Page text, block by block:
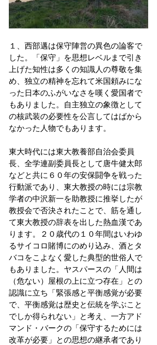
１、西部邁は保守陣営の異色の論客で
した。「保守」を思想レベルまで引き
上げた知性は多くの知識人の尊敬を集
め、独立の精神を忘れて米国頼みにな
った日本のふがいなさを嘆く愛国者で
もありました。自主独立の象徴として
の核武装の必要性を公言してはばから
なかった人物でもあります。
東大時代には東大教養部自治会委員
長、全学連副委員長として唐牛健太郎
などと共に６０年の安保闘争を戦った
行動派であり、東大教授の時には宗教
学者の中沢新一を助教授に推挙したが
教授会で否決されたことで、筋を通し
て東大教授の辞表を出した熱血漢であ
ります。２０歳代の１０年間はいわゆ
るサイコロ賭博にのめり込み、酒とタ
バコをこよなく愛した典型的世俗人で
もありました。ヤスパースの「人間は
（危ない）屋根の上に立つ存在」との
認識に立ち「緊張感と平衡感覚が必要
で、平衡感覚は歴史と伝統を学ぶこと
でしか得られない」と考え、一方アド
マンド・バークの「保守するためには
改革が必要」との思想の継承者であり